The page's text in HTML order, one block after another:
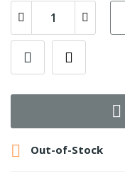
 Out-of-Stock